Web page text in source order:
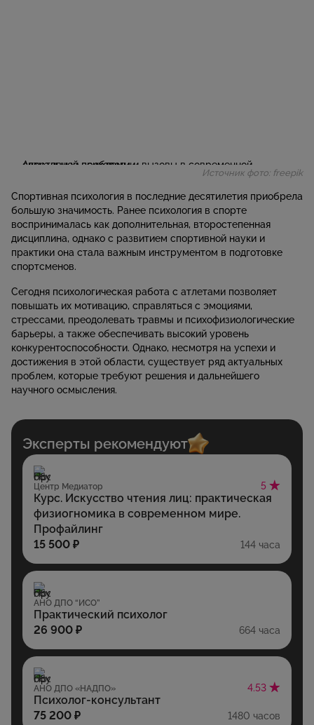
Источник фото: freepik
Спортивная психология в последние десятилетия приобрела
большую значимость. Ранее психология в спорте
воспринималась как дополнительная, второстепенная
дисциплина, однако с развитием спортивной науки и
практики она стала важным инструментом в подготовке
спортсменов.
Сегодня психологическая работа с атлетами позволяет
повышать их мотивацию, справляться с эмоциями,
стрессами, преодолевать травмы и психофизиологические
барьеры, а также обеспечивать высокий уровень
конкурентоспособности. Однако, несмотря на успехи и
достижения в этой области, существует ряд актуальных
проблем, которые требуют решения и дальнейшего
научного осмысления.
Эксперты рекомендуют
Центр Медиатор 5
Курс. Искусство чтения лиц: практическая
физиогномика в современном мире.
Профайлинг
15 500 ₽
144 часа
АНО ДПО “ИСО”
Практический психолог
26 900 ₽
664 часа
АНО ДПО «НАДПО» 4.53
Психолог-консультант
75 200 ₽
1480 часов